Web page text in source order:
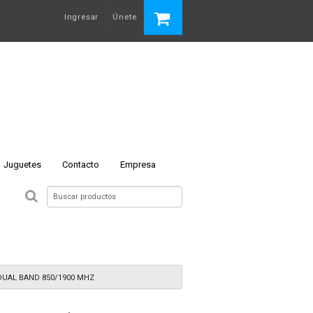
Únete
Ingresar
Juguetes Contacto Empresa
BAND 850/1900 MHZ